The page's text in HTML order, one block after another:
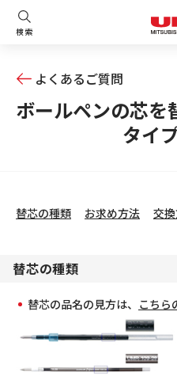
検索
よくあるご質問
ボールペンの芯を
タイ
替芯の種類 お求め方法 交
替芯の種類
替芯の品名の見方は、 こちら